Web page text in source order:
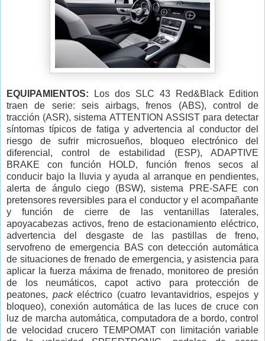
EQUIPAMIENTOS:
Los dos SLC 43 Red&Black Edition
traen de serie: seis airbags, frenos (ABS), control de
tracción (ASR), sistema ATTENTION ASSIST para detectar
síntomas típicos de fatiga y advertencia al conductor del
riesgo de sufrir microsueños, bloqueo electrónico del
diferencial, control de estabilidad (ESP), ADAPTIVE
BRAKE con función HOLD, función frenos secos al
conducir bajo la lluvia y ayuda al arranque en pendientes,
alerta de ángulo ciego (BSW), sistema PRE-SAFE con
pretensores reversibles para el conductor y el acompañante
y función de cierre de las ventanillas laterales,
apoyacabezas activos, freno de estacionamiento eléctrico,
advertencia del desgaste de las pastillas de freno,
servofreno de emergencia BAS con detección automática
de situaciones de frenado de emergencia, y asistencia para
aplicar la fuerza máxima de frenado, monitoreo de presión
de los neumáticos, capot activo para protección de
peatones, packeléctrico (cuatro levantavidrios, espejos y
bloqueo), conexión automática de las luces de cruce con
luz de marcha automática, computadora de a bordo, control
de velocidad crucero TEMPOMAT con limitación variable